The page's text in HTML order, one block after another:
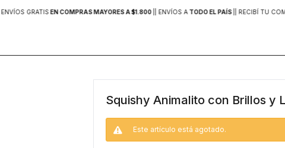
| ENVÍOS GRATISEN COMPRAS MAYORES A $1.800 | ENVÍOS A TODO EL PAÍS | RECIBÍ TU
Squishy Animalito con Brillos y
Este artículo está agotado.